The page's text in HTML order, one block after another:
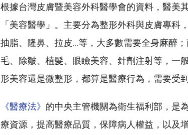
根據台灣皮膚暨美容外科醫學會的資料，醫美
「美容醫學」。主要分為整形外科與皮膚專科
抽脂、隆鼻、拉皮…等，大多數需要全身麻醉
毛、除皺、植髮、眼瞼美容、針劑注射等，一
形美容還是微整形，都算是醫療行為，需要受到
《醫療法》 的中央主管機關為衛生福利部，是
療資源，提高醫療品質，保障病人權益，以及